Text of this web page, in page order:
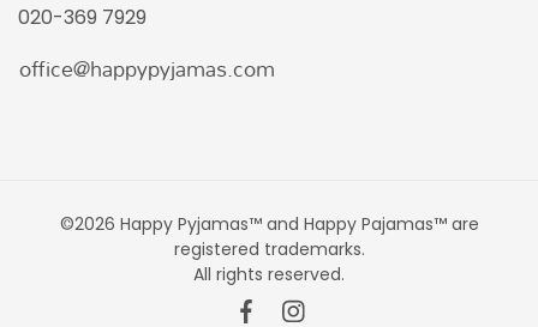
020-369 7929
©2026 Happy Pyjamas™ and Happy Pajamas™ are
registered trademarks.
All rights reserved.